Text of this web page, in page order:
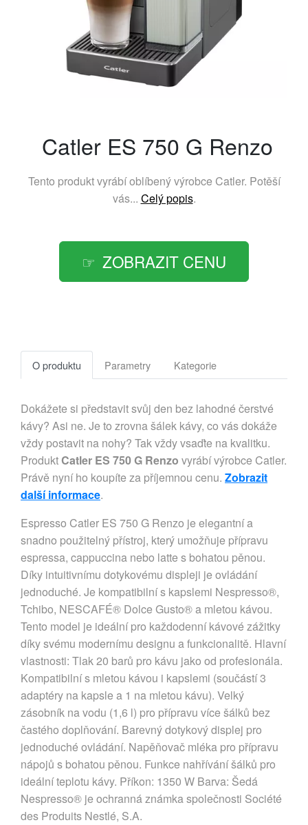
Catler ES 750 G Renzo
Tento produkt vyrábí oblíbený výrobce Catler. Potěší
vás... Celý popis.
ZOBRAZIT CENU
O produktu Parametry Kategorie
Dokážete si představit svůj den bez lahodné čerstvé
kávy? Asi ne. Je to zrovna šálek kávy, co vás dokáže
vždy postavit na nohy? Tak vždy vsaďte na kvalitku.
ProduktCatler ES 750 G Renzo vyrábí výrobce Catler.
Právě nyní ho koupíte za příjemnou cenu. Zobrazit
další informace.
Espresso Catler ES 750 G Renzo je elegantní a
snadno použitelný přístroj, který umožňuje přípravu
espressa, cappuccina nebo latte s bohatou pěnou.
Díky intuitivnímu dotykovému displeji je ovládání
jednoduché. Je kompatibilní s kapslemi Nespresso®,
Tchibo, NESCAFÉ® Dolce Gusto® a mletou kávou.
Tento model je ideální pro každodenní kávové zážitky
díky svému modernímu designu a funkcionalitě. Hlavní
vlastnosti: Tlak 20 barů pro kávu jako od profesionála.
Kompatibilní s mletou kávou i kapslemi (součástí 3
adaptéry na kapsle a 1 na mletou kávu). Velký
zásobník na vodu (1,6 l) pro přípravu více šálků bez
častého doplňování. Barevný dotykový displej pro
jednoduché ovládání. Napěňovač mléka pro přípravu
nápojů s bohatou pěnou. Funkce nahřívání šálků pro
ideální teplotu kávy. Příkon: 1350 W Barva: Šedá
Nespresso® je ochranná známka společnosti Société
des Produits Nestlé, S.A.